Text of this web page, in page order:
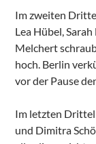
Im zweiten
Lea Hübel,
Melchert
hoch. Berlin
vor der Pause
Im letzten Drittel
und Dimitra